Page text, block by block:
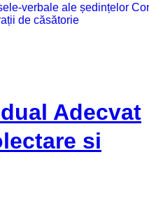
verbale ale ședințelor
de căsătorie
Adecvat
si